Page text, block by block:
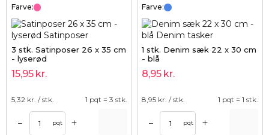
Farve:
3 stk. Satinposer 26 x 35 cm
- lyserød
15,95 kr.
5,32 kr. / stk. 1 pqt = 3 stk.
– pqt +
Farve:
1 stk. Denim sæk 22 x 30 cm
- blå
8,95 kr.
8,95 kr. / stk. 1 pqt = 1 stk.
– pqt +